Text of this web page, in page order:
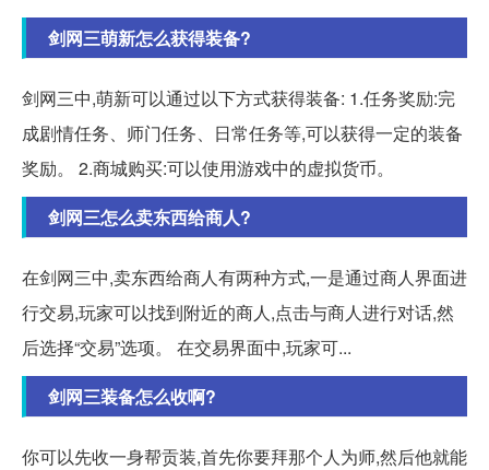
剑网三萌新怎么获得装备?
剑网三中,萌新可以通过以下方式获得装备: 1.任务奖励:完
成剧情任务、师门任务、日常任务等,可以获得一定的装备
奖励。 2.商城购买:可以使用游戏中的虚拟货币。
剑网三怎么卖东西给商人?
在剑网三中,卖东西给商人有两种方式,一是通过商人界面进
行交易,玩家可以找到附近的商人,点击与商人进行对话,然
后选择“交易”选项。 在交易界面中,玩家可...
剑网三装备怎么收啊?
你可以先收一身帮贡装,首先你要拜那个人为师,然后他就能